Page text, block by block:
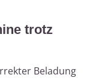
trotz
Beladung